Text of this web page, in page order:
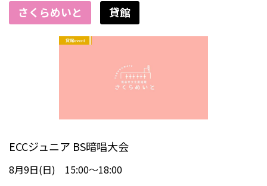
さくらめいと 貸館
ECCジュニア BS暗唱大会
8月9日(日) 15:00～18:00